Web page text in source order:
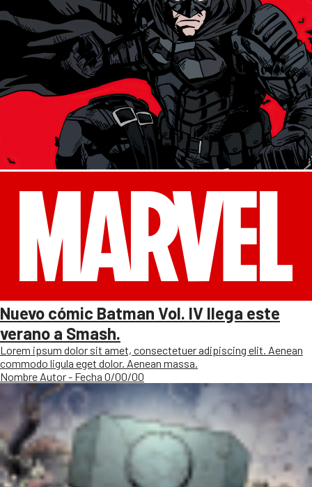
Nuevo cómic Batman Vol. IV llega este
verano a Smash.
Lorem ipsum dolor sit amet, consectetuer adipiscing elit. Aenean
commodo ligula eget dolor. Aenean massa.
Nombre Autor - Fecha 0/00/00